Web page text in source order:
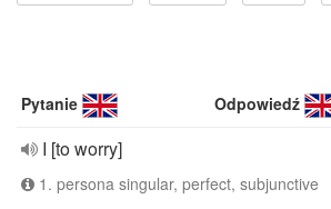
Pytanie Odpowiedź
I [to worry]
1. persona singular, perfect, subjunctive